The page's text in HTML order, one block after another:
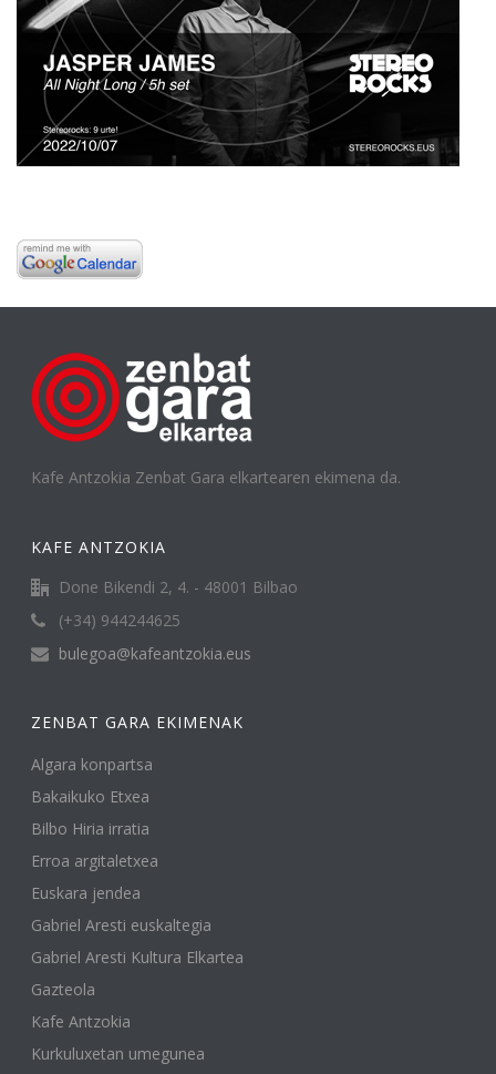
Kafe Antzokia Zenbat Gara elkartearen ekimena da.
KAFE ANTZOKIA
Done Bikendi 2, 4. - 48001 Bilbao
(+34) 944244625
bulegoa@kafeantzokia.eus
ZENBAT GARA EKIMENAK
Algara konpartsa
Bakaikuko Etxea
Bilbo Hiria irratia
Erroa argitaletxea
Euskara jendea
Gabriel Aresti euskaltegia
Gabriel Aresti Kultura Elkartea
Gazteola
Kafe Antzokia
Kurkuluxetan umegunea